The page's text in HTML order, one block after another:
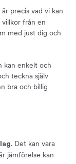
precis vad vi kan
villkor från en
med just dig och
kan enkelt och
teckna själv
bra och billig
. Det kan vara
jämförelse kan